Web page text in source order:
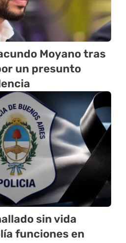
Moyano tras
un presunto
sin vida
funciones en